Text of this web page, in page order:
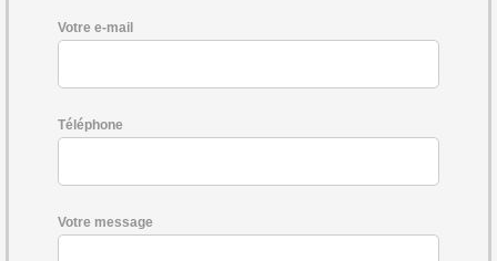
Votre e-mail
Téléphone
Votre message